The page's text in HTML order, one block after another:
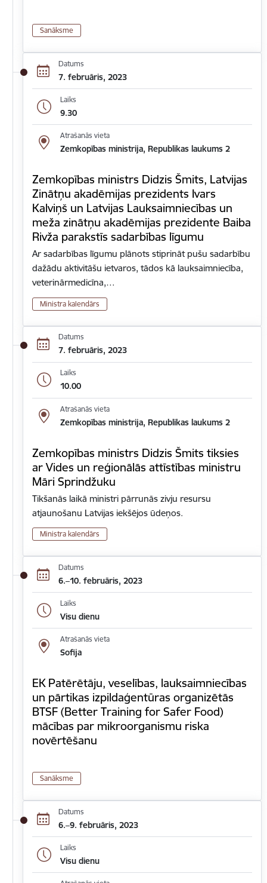
Sanāksme
Datums
7. februāris, 2023
Laiks
9.30
Atrašanās vieta
Zemkopības ministrija, Republikas laukums 2
Zemkopības ministrs Didzis Šmits, Latvijas
Zinātņu akadēmijas prezidents Ivars
Kalviņš un Latvijas Lauksaimniecības un
meža zinātņu akadēmijas prezidente Baiba
Rivža parakstīs sadarbības līgumu
Ar sadarbības līgumu plānots stiprināt pušu sadarbību
dažādu aktivitāšu ietvaros, tādos kā lauksaimniecība,
veterinārmedicīna,…
Ministra kalendārs
Datums
7. februāris, 2023
Laiks
10.00
Atrašanās vieta
Zemkopības ministrija, Republikas laukums 2
Zemkopības ministrs Didzis Šmits tiksies
ar Vides un reģionālās attīstības ministru
Māri Sprindžuku
Tikšanās laikā ministri pārrunās zivju resursu
atjaunošanu Latvijas iekšējos ūdeņos.
Ministra kalendārs
Datums
6.–10. februāris, 2023
Laiks
Visu dienu
Atrašanās vieta
Sofija
EK Patērētāju, veselības, lauksaimniecības
un pārtikas izpildaģentūras organizētās
BTSF (Better Training for Safer Food)
mācības par mikroorganismu riska
novērtēšanu
Sanāksme
Datums
6.–9. februāris, 2023
Laiks
Visu dienu